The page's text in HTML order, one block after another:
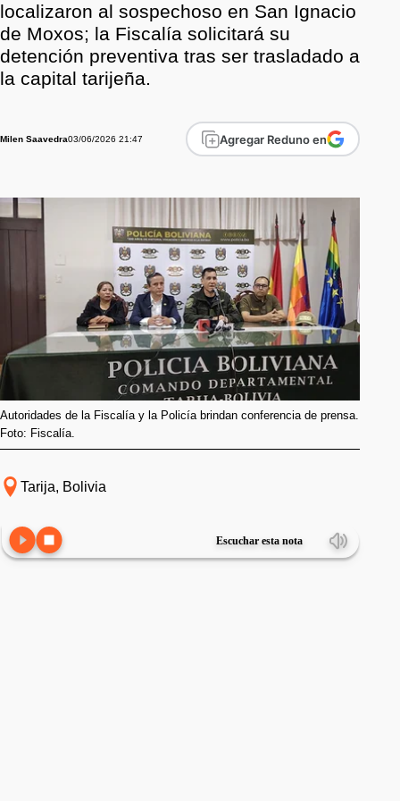
localizaron al sospechoso en San Ignacio
de Moxos; la Fiscalía solicitará su
detención preventiva tras ser trasladado a
la capital tarijeña.
Milen Saavedra03/06/2026 21:47 Agregar Reduno en
Autoridades de la Fiscalía y la Policía brindan conferencia de prensa.
Foto: Fiscalía.
Tarija, Bolivia
Escuchar esta nota